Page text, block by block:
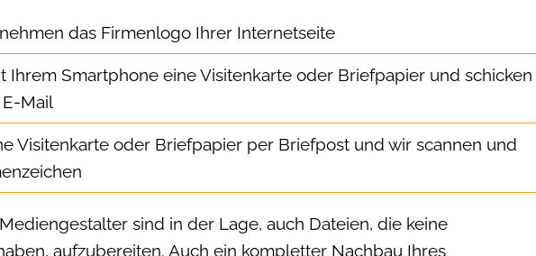
das Firmenlogo Ihrer Internetseite
Ihrem Smartphone eine Visitenkarte oder Briefpapier und schicken
Mail
Visitenkarte oder Briefpapier per Briefpost und wir scannen und
sind in der Lage, auch Dateien, die keine
aufzubereiten. Auch ein kompletter Nachbau Ihres